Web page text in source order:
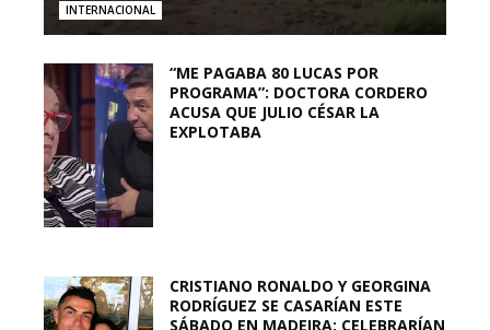
INTERNACIONAL
“ME PAGABA 80 LUCAS POR
PROGRAMA”: DOCTORA CORDERO
ACUSA QUE JULIO CÉSAR LA
EXPLOTABA
CRISTIANO RONALDO Y GEORGINA
RODRÍGUEZ SE CASARÍAN ESTE
SÁBADO EN MADEIRA: CELEBRARÍAN